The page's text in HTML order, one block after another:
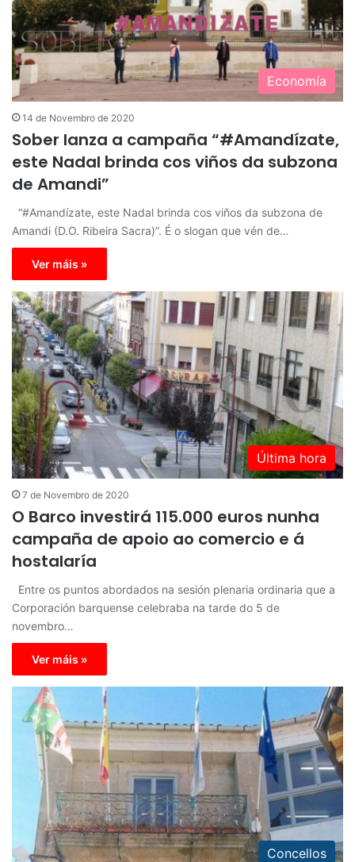
Economía
14 de Novembro de 2020
Sober lanza a campaña “#Amandízate,
este Nadal brinda cos viños da subzona
de Amandi”
“#Amandízate, este Nadal brinda cos viños da subzona de
Amandi (D.O. Ribeira Sacra)”. É o slogan que vén de…
Ver máis »
Última hora
7 de Novembro de 2020
O Barco investirá 115.000 euros nunha
campaña de apoio ao comercio e á
hostalaría
Entre os puntos abordados na sesión plenaria ordinaria que a
Corporación barquense celebraba na tarde do 5 de
novembro…
Ver máis »
Concellos